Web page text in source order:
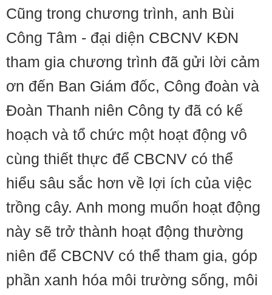
Cũng trong chương trình, anh Bùi
Công Tâm - đại diện CBCNV KĐN
tham gia chương trình đã gửi lời cảm
ơn đến Ban Giám đốc, Công đoàn và
Đoàn Thanh niên Công ty đã có kế
hoạch và tổ chức một hoạt động vô
cùng thiết thực để CBCNV có thể
hiểu sâu sắc hơn về lợi ích của việc
trồng cây. Anh mong muốn hoạt động
này sẽ trở thành hoạt động thường
niên để CBCNV có thể tham gia, góp
phần xanh hóa môi trường sống, môi